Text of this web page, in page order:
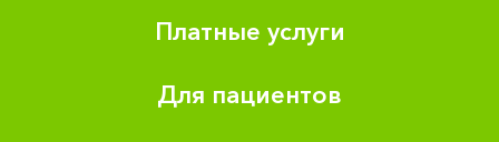
Платные услуги
Для пациентов